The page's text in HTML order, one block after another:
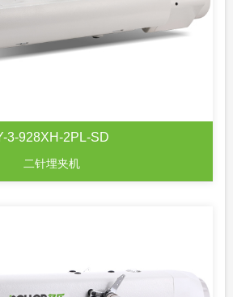
3-928XH-2PL-SD
二针埋夹机